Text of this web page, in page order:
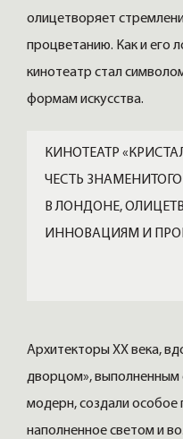
олицетворяет
процветанию. Как и его
кинотеатр стал
формам искусства.
КИНОТЕАТР
ЧЕСТЬ
В ЛОНДОНЕ,
ИННОВАЦИЯМ И
Архитекторы XX века,
дворцом»,
модерн, создали особое
наполненное светом и